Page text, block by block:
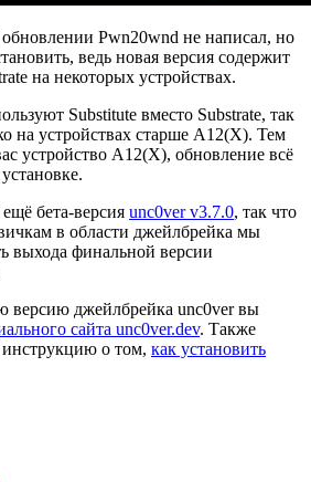
Pwn20wnd не написал, но
ведь новая версия содержит
на некоторых устройствах.
Substitute вместо Substrate, так
на устройствах старше A12(X). Тем
устройство A12(X), обновление всё
бета-версия unc0ver v3.7.0, так что
в области джейлбрейка мы
выхода финальной версии
версию джейлбрейка unc0ver вы
сайта unc0ver.dev. Также
о том, как установить